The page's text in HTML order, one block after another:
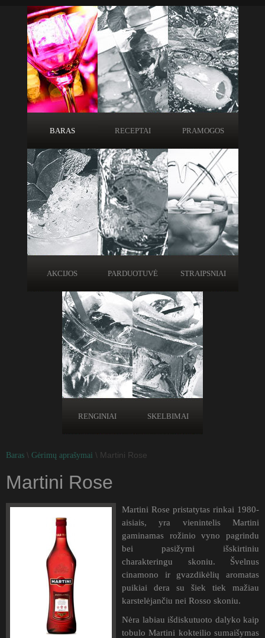
BARAS RECEPTAI PRAMOGOS
AKCIJOS PARDUOTUVĖ STRAIPSNIAI
RENGINIAI SKELBIMAI
Baras \ Gėrimų aprašymai \ Martini Rose
Martini Rose
Martini Rose pristatytas rinkai 1980-
aisiais, yra vienintelis Martini
gaminamas rožinio vyno pagrindu
bei pasižymi išskirtiniu
charakteringu skoniu. Švelnus
cinamono ir gvazdikėlių aromatas
puikiai dera su šiek tiek mažiau
karstelėjančiu nei Rosso skoniu.
Nėra labiau išdiskutuoto dalyko kaip
tobulo Martini kokteilio sumaišymas